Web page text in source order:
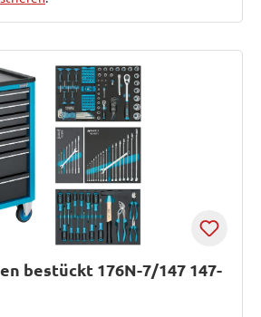
bestückt 176N-7/147 147-